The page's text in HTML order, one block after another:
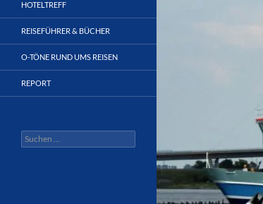
HOTELTREFF
REISEFÜHRER & BÜCHER
O-TÖNE RUND UMS REISEN
REPORT
Suchen
nach: